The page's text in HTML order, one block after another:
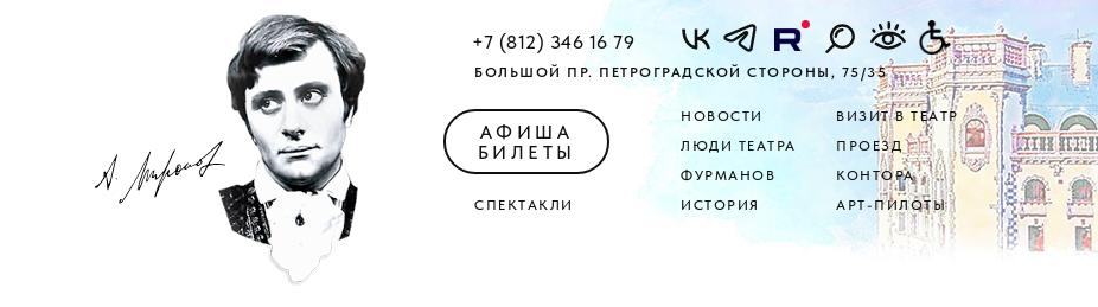
+7 (812) 346 16 79
БОЛЬШОЙ ПР. ПЕТРОГРАДСКОЙ СТОРОНЫ, 75/35
АРТ-ПИЛОТЫ
КОНТОРА
ПРОЕЗД
ВИЗИТ В ТЕАТР
НОВОСТИ
ИСТОРИЯ
ФУРМАНОВ
ЛЮДИ ТЕАТРА
СПЕКТАКЛИ
АФИША
БИЛЕТЫ